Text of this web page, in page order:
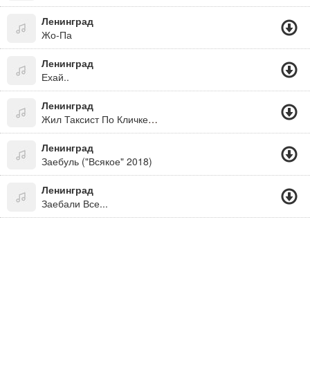
Ленинград
Жо-Па
Ленинград
Ехай..
Ленинград
Жил Таксист По Кличке Пазик, Все Проблемы По Хую
Ленинград
Заебуль ("Всякое" 2018)
Ленинград
Заебали Все...